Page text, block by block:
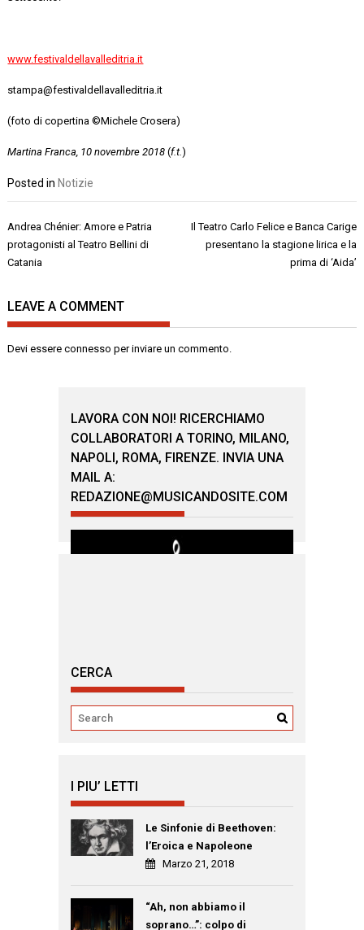
www.festivaldellavalleditria.it
stampa@festivaldellavalleditria.it
(foto di copertina ©Michele Crosera)
Martina Franca, 10 novembre 2018 (f.t.)
Posted in Notizie
Navigazione
articoli
Andrea Chénier: Amore e Patria
protagonisti al Teatro Bellini di
Catania
Il Teatro Carlo Felice e Banca Carige
presentano la stagione lirica e la
prima di ‘Aida’
LEAVE A COMMENT
Devi essereconnesso per inviare un commento.
LAVORA CON NOI! RICERCHIAMO
COLLABORATORI A TORINO, MILANO,
NAPOLI, ROMA, FIRENZE. INVIA UNA
MAIL A:
REDAZIONE@MUSICANDOSITE.COM
CERCA
I PIU’ LETTI
Le Sinfonie di Beethoven:
l’Eroica e Napoleone
Marzo 21, 2018
“Ah, non abbiamo il
soprano…”: colpo di